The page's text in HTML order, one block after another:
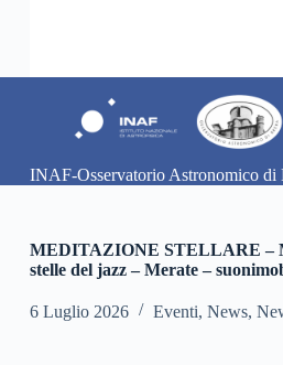
t
o
n
u
o
INAF-Osservatorio Astronomico di
MEDITAZIONE STELLARE –
stelle del jazz – Merate –
6 Luglio 2026 Eventi, News,